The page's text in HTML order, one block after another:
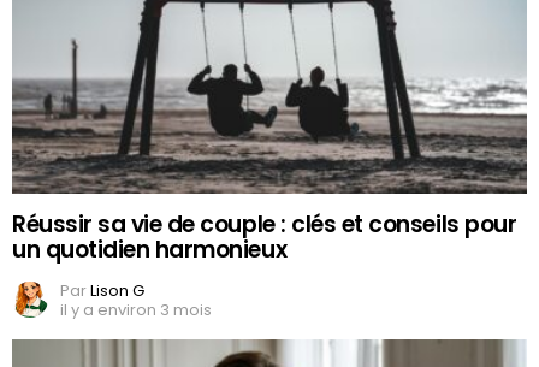
Réussir sa vie de couple : clés et conseils pour
un quotidien harmonieux
ParLison G
il y a environ 3 mois